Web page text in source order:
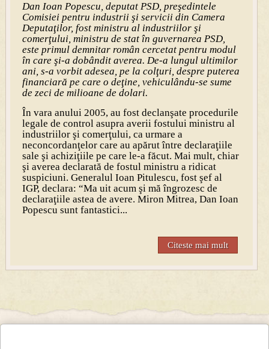
Dan Ioan Popescu, deputat PSD, preşedintele
Comisiei pentru industrii şi servicii din Camera
Deputaţilor, fost ministru al industriilor şi
comerţului, ministru de stat în guvernarea PSD,
este primul demnitar român cercetat pentru modul
în care şi-a dobândit averea. De-a lungul ultimilor
ani, s-a vorbit adesea, pe la colţuri, despre puterea
financiară pe care o deţine, vehiculându-se sume
de zeci de milioane de dolari.
În vara anului 2005, au fost declanşate procedurile
legale de control asupra averii fostului ministru al
industriilor şi comerţului, ca urmare a
neconcordanţelor care au apărut între declaraţiile
sale şi achiziţiile pe care le-a făcut. Mai mult, chiar
şi averea declarată de fostul ministru a ridicat
suspiciuni. Generalul Ioan Pitulescu, fost şef al
IGP, declara: “Ma uit acum şi mă îngrozesc de
declaraţiile astea de avere. Miron Mitrea, Dan Ioan
Popescu sunt fantastici...
Citeste mai mult